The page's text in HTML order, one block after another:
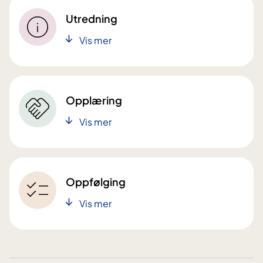
Utredning
Vis mer
Opplæring
Vis mer
Oppfølging
Vis mer